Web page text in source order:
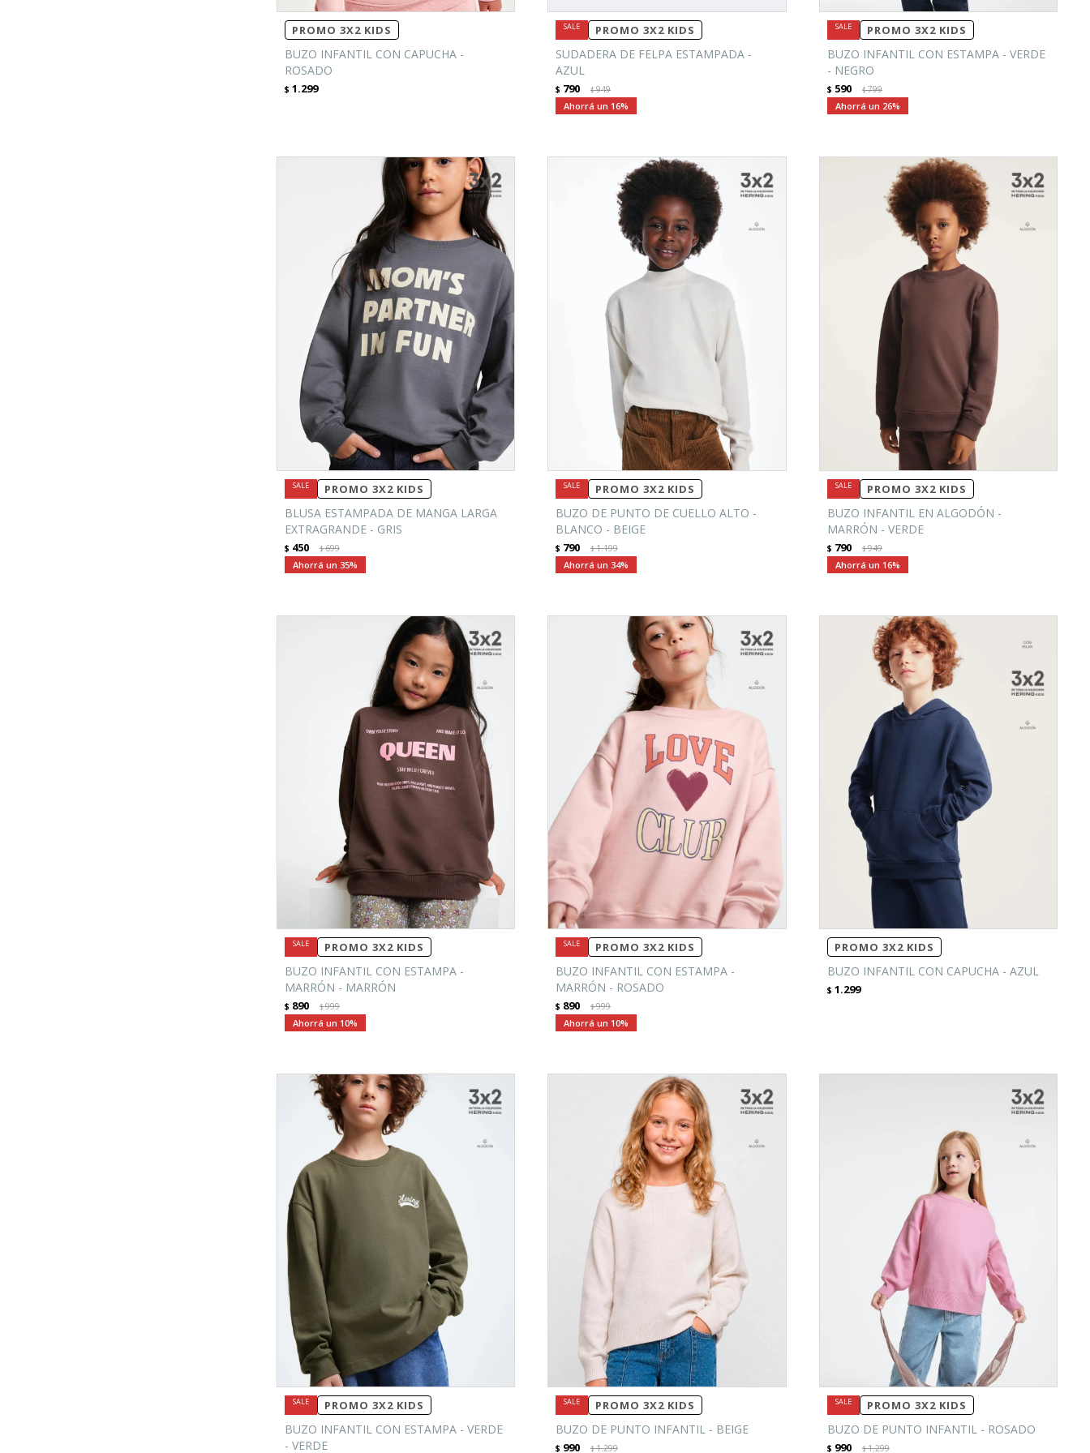
PROMO 3X2 KIDS
BUZO INFANTIL CON CAPUCHA -
ROSADO
$ 1.299
PROMO 3X2 KIDS
SUDADERA DE FELPA ESTAMPADA -
AZUL
$ 790 $949
16
PROMO 3X2 KIDS
BUZO INFANTIL CON ESTAMPA - VERDE
- NEGRO
$ 590 $799
26
PROMO 3X2 KIDS
BLUSA ESTAMPADA DE MANGA LARGA
EXTRAGRANDE - GRIS
$ 450 $699
35
PROMO 3X2 KIDS
BUZO DE PUNTO DE CUELLO ALTO -
BLANCO - BEIGE
$ 790 $1.199
34
PROMO 3X2 KIDS
BUZO INFANTIL EN ALGODÓN -
MARRÓN - VERDE
$ 790 $949
16
PROMO 3X2 KIDS
BUZO INFANTIL CON ESTAMPA -
MARRÓN - MARRÓN
$ 890 $999
10
PROMO 3X2 KIDS
BUZO INFANTIL CON ESTAMPA -
MARRÓN - ROSADO
$ 890 $999
10
PROMO 3X2 KIDS
BUZO INFANTIL CON CAPUCHA - AZUL
$ 1.299
PROMO 3X2 KIDS
BUZO INFANTIL CON ESTAMPA - VERDE
- VERDE
PROMO 3X2 KIDS
BUZO DE PUNTO INFANTIL - BEIGE
$ 990 $1.299
PROMO 3X2 KIDS
BUZO DE PUNTO INFANTIL - ROSADO
$ 990 $1.299